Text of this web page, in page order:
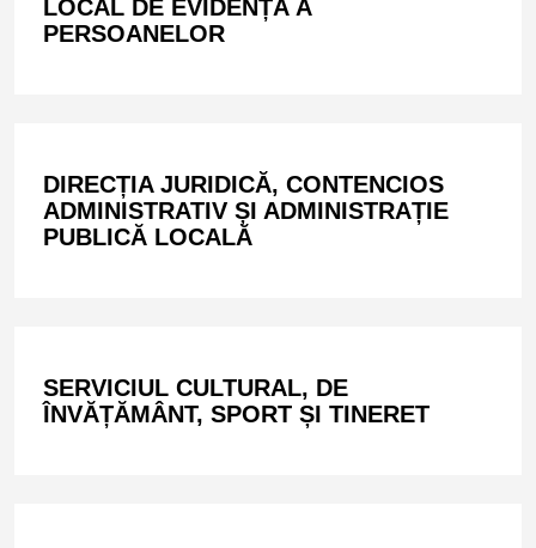
LOCAL DE EVIDENȚĂ A
PERSOANELOR
DIRECȚIA JURIDICĂ, CONTENCIOS
ADMINISTRATIV ȘI ADMINISTRAȚIE
PUBLICĂ LOCALĂ
SERVICIUL CULTURAL, DE
ÎNVĂȚĂMÂNT, SPORT ȘI TINERET